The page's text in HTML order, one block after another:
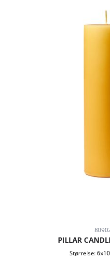
PILLAR
Størrelse: